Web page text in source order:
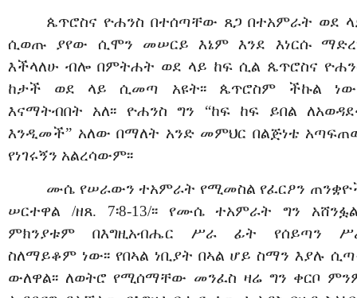
ጴጥሮስና ዮሐንስ በተሰጣቸው ጸጋ በተአምራት ወደ
ሲወጡ ያየው ሲሞን መሠርይ እኔም እንደ እነርሱ
እችላለሁ ብሎ በምትሐት ወደ ላይ ከፍ ሲል ጴጥሮስና
ከታች ወደ ላይ ሲመጣ አዩት፡፡ ጴጥሮስም ችኩል
እናማትብበት አለ፡፡ ዮሐንስ ግን “ከፍ ከፍ ይበል
እንዲመች” አለው በማለት አንድ መምህር በልጅነቴ
የነገሩኝን አልረሳውም፡፡
ሙሴ የሠራውን ተአምራት የሚመስል የፈርዖን
ሠርተዋል /ዘጸ. 7፡8-13/፡፡ የሙሴ ተአምራት ግን
ምክንያቱም በእግዚአብሔር ሥራ ፊት የሰይጣን
ስለማይቆም ነው፡፡ የበኣል ነቢያት በኣል ሆይ ስማን እያሉ
ውለዋል፡፡ ለወትሮ የሚሰማቸው መንፈስ ዛሬ ግን ቀርቦ